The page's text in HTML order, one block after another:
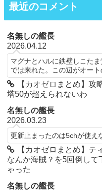
最近のコメント
名無しの艦長
2026.04.12
マグナとハルに鉄壁しこた
では来れた。この辺がオート
【カオゼロまとめ】
塔50が超えられないわ
名無しの艦長
2026.03.23
更新止まったのは5chが使え
【カオゼロまとめ】
なんか海賊？を5回倒して
ゃった
名無しの艦長